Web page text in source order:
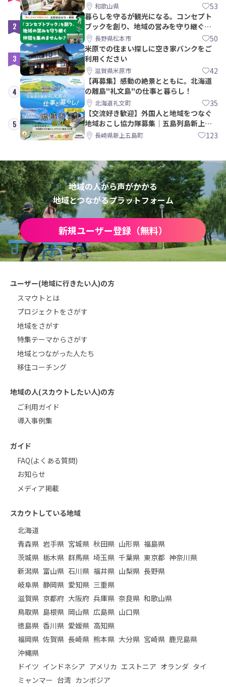
和歌山県 53
2
暮らしを守るが観光になる。コンセプト
ブックを創り、地域の営みを守り継ぐ仲
間を集めませんか？
長野県松本市 50
3
米原での住まい探しに空き家バンクをご
利用ください
滋賀県米原市 42
4
【再募集】感動の絶景とともに。北海道
の離島"礼文島"の仕事と暮らし！
北海道礼文町 35
5
【交流好き歓迎】外国人と地域をつなぐ
地域おこし協力隊募集｜五島列島新上五
島町長崎県新上五島町 123
地域の人から声がかかる
地域とつながるプラットフォーム
新規ユーザー登録（無料）
ユーザー(地域に行きたい人)の方
スマウトとは
プロジェクトをさがす
地域をさがす
特集テーマからさがす
地域とつながった人たち
移住コーチング
地域の人(スカウトしたい人)の方
ご利用ガイド
導入事例集
ガイド
FAQ(よくある質問)
お知らせ
メディア掲載
スカウトしている地域
北海道
青森県 岩手県 宮城県 秋田県 山形県 福島県
茨城県 栃木県 群馬県 埼玉県 千葉県 東京都 神奈川県
新潟県 富山県 石川県 福井県 山梨県 長野県
岐阜県 静岡県 愛知県 三重県
滋賀県 京都府 大阪府 兵庫県 奈良県 和歌山県
鳥取県 島根県 岡山県 広島県 山口県
徳島県 香川県 愛媛県 高知県
福岡県 佐賀県 長崎県 熊本県 大分県 宮崎県 鹿児島県
沖縄県
ドイツ インドネシア アメリカ エストニア オランダ タイ
ミャンマー 台湾 カンボジア